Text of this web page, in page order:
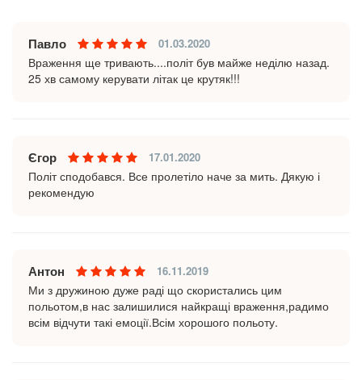
Павло 01.03.2020
Враження ще тривають....політ був майже неділю назад.
25 хв самому керувати літак це крутяк!!!
Єгор 17.01.2020
Політ сподобався. Все пролетіло наче за мить. Дякую і
рекомендую
Антон 16.11.2019
Ми з дружиною дуже раді що скористались цим
польотом,в нас залишилися найкращі враження,радимо
всім відчути такі емоції.Всім хорошого польоту.